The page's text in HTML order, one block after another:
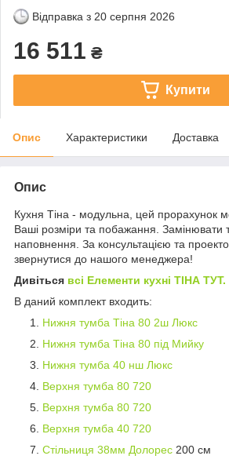
Відправка з 20 серпня 2026
16 511 ₴
Купити
Опис Характеристики Доставка
Опис
Кухня Тіна - модульна, цей прорахунок
Ваші розміри та побажання. Замінювати
наповнення. За консультацією та
звернутися до нашого менеджера!
Дивіться всі Елементи кухні ТІНА ТУТ.
В даний комплект входить:
Нижня тумба Тіна 80 2ш Люкс
Нижня тумба Тіна 80 під Мийку
Нижня тумба 40 нш Люкс
Верхня тумба 80 720
Верхня тумба 80 720
Верхня тумба 40 720
Стільниця 38мм Долорес 200 см